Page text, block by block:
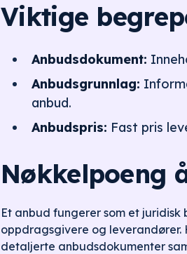
Viktige
Anbudsdokument:
Anbudsgrunnlag:
anbud.
Anbudspris: Fast pris
Nøkkelpoeng
Et anbud fungerer som et
oppdragsgivere og
detaljerte anbudsdokumenter